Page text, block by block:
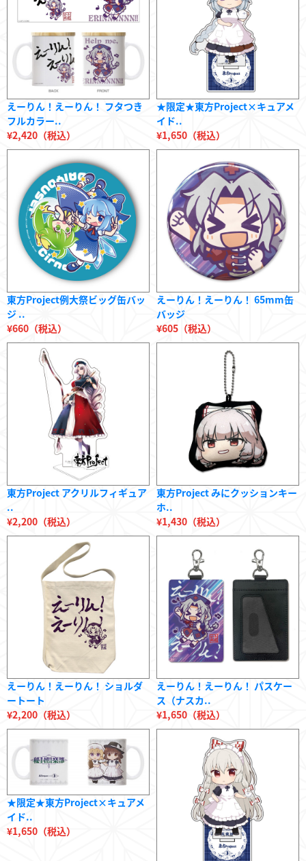
えーりん！えーりん！ フタつき
フルカラー..
¥2,420（税込）
★限定★東方Project×キュアメ
イド..
¥1,650（税込）
東方Project例大祭ビッグ缶バッ
ジ ..
¥660（税込）
えーりん！えーりん！ 65mm缶
バッジ
¥605（税込）
東方Project アクリルフィギュア
..
¥2,200（税込）
東方Project みにクッションキー
ホ..
¥1,430（税込）
えーりん！えーりん！ ショルダ
ートート
¥2,200（税込）
えーりん！えーりん！ パスケー
ス（ナスカ..
¥1,650（税込）
★限定★東方Project×キュアメ
イド..
¥1,650（税込）